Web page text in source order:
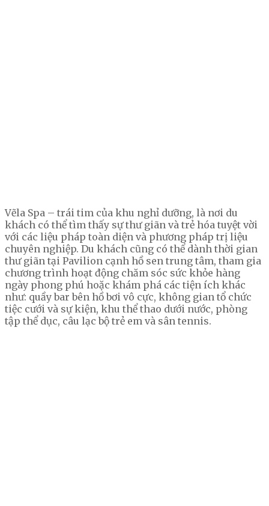
Vẽla Spa – trái tim của khu nghỉ dưỡng, là nơi du
khách có thể tìm thấy sự thư giãn và trẻ hóa tuyệt vời
với các liệu pháp toàn diện và phương pháp trị liệu
chuyên nghiệp. Du khách cũng có thể dành thời gian
thư giãn tại Pavilion cạnh hồ sen trung tâm, tham gia
chương trình hoạt động chăm sóc sức khỏe hàng
ngày phong phú hoặc khám phá các tiện ích khác
như: quầy bar bên hồ bơi vô cực, không gian tổ chức
tiệc cưới và sự kiện, khu thể thao dưới nước, phòng
tập thể dục, câu lạc bộ trẻ em và sân tennis.